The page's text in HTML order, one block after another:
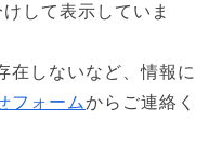
して表示していま
在しないなど、情報に
フォームからご連絡く